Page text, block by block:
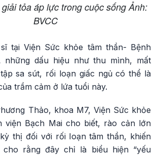
tỏa áp lực trong cuộc sống Ảnh:
BVCC
tại Viện Sức khỏe tâm thần- Bệnh
những dấu hiệu như thu mình, mất
sa sút, rối loạn giấc ngủ có thể là
trầm cảm ở lứa tuổi này.
Thảo, khoa M7, Viện Sức khỏe
viện Bạch Mai cho biết, rào cản lớn
thị đối với rối loạn tâm thần, khiến
cho rằng đây chỉ là biểu hiện “yếu